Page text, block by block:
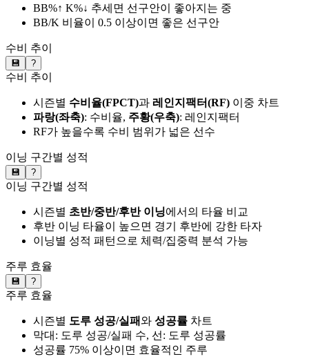
BB%↑ K%↓ 추세면 선구안이 좋아지는 중
BB/K 비율이 0.5 이상이면 좋은 선구안
수비 추이
💾 ?
수비 추이
시즌별 수비율(FPCT)과 레인지팩터(RF) 이중 차트
파랑(좌축): 수비율, 주황(우축): 레인지팩터
RF가 높을수록 수비 범위가 넓은 선수
이닝 구간별 성적
💾 ?
이닝 구간별 성적
시즌별 초반/중반/후반 이닝에서의 타율 비교
후반 이닝 타율이 높으면 경기 후반에 강한 타자
이닝별 성적 패턴으로 체력/집중력 분석 가능
주루 효율
💾 ?
주루 효율
시즌별 도루 성공/실패와 성공률 차트
막대: 도루 성공/실패 수, 선: 도루 성공률
성공률 75% 이상이면 효율적인 주루